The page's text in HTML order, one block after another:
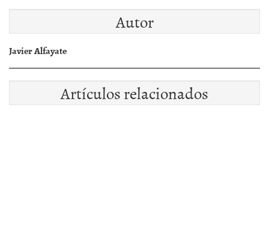
Autor
Javier Alfayate
Artículos relacionados